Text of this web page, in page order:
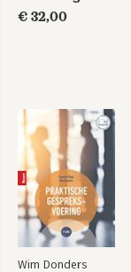
Handboek
Strategische B2B-
marketing
€ 32,00
Wim Donders